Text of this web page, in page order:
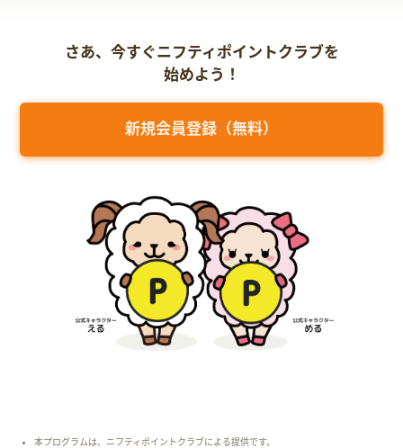
さあ、今すぐニフティポイントクラブを
始めよう！
新規会員登録（無料）
本プログラムは、ニフティポイントクラブによる提供です。